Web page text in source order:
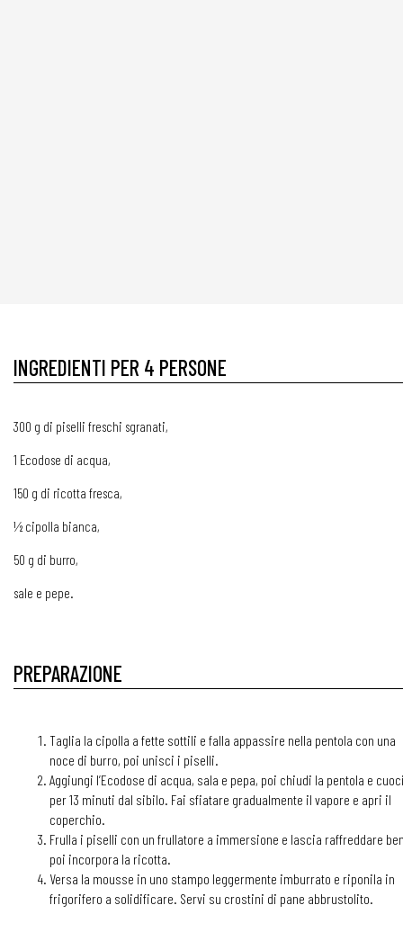
INGREDIENTI PER 4 PERSONE
300 g di piselli freschi sgranati,
1 Ecodose di acqua,
150 g di ricotta fresca,
½ cipolla bianca,
50 g di burro,
sale e pepe.
PREPARAZIONE
Taglia la cipolla a fette sottili e falla appassire nella pentola con una
noce di burro, poi unisci i piselli.
Aggiungi l’Ecodose di acqua, sala e pepa, poi chiudi la pentola e
per 13 minuti dal sibilo. Fai sfiatare gradualmente il vapore e apri il
coperchio.
Frulla i piselli con un frullatore a immersione e lascia raffreddare
poi incorpora la ricotta.
Versa la mousse in uno stampo leggermente imburrato e riponila in
frigorifero a solidificare. Servi su crostini di pane abbrustolito.